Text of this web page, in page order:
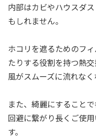
内部はカビやハウスダ
もしれません。
ホコリを遮るためのフ
たりする役割を持つ熱
風がスムーズに流れなく
また、綺麗にすること
回避に繋がり長くご使
す。